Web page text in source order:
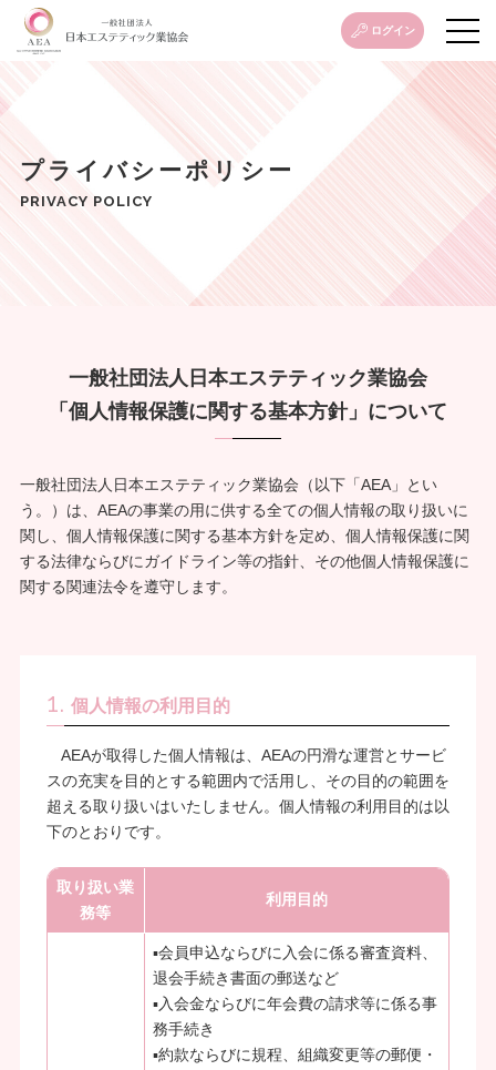
ログイン
プライバシーポリシー
PRIVACY POLICY
一般社団法人日本エステティック業協会
「個人情報保護に関する基本方針」について
一般社団法人日本エステティック業協会（以下「AEA」とい
う。）は、AEAの事業の用に供する全ての個人情報の取り扱いに
関し、個人情報保護に関する基本方針を定め、個人情報保護に関
する法律ならびにガイドライン等の指針、その他個人情報保護に
関する関連法令を遵守します。
1. 個人情報の利用目的
AEAが取得した個人情報は、AEAの円滑な運営とサービ
スの充実を目的とする範囲内で活用し、その目的の範囲を
超える取り扱いはいたしません。個人情報の利用目的は以
下のとおりです。
取り扱い業
務等
利用目的
▪会員申込ならびに入会に係る審査資料、
退会手続き書面の郵送など
▪入会金ならびに年会費の請求等に係る事
務手続き
▪約款ならびに規程、組織変更等の郵便・